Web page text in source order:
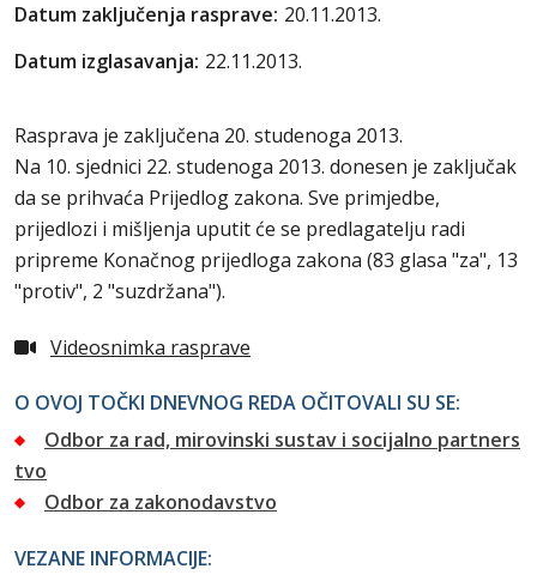
Datum zaključenja rasprave: 20.11.2013.
Datum izglasavanja: 22.11.2013.
Rasprava je zaključena 20. studenoga 2013.
Na 10. sjednici 22. studenoga 2013. donesen je zaključak
da se prihvaća Prijedlog zakona. Sve primjedbe,
prijedlozi i mišljenja uputit će se predlagatelju radi
pripreme Konačnog prijedloga zakona (83 glasa "za", 13
"protiv", 2 "suzdržana").
Videosnimka rasprave
O OVOJ TOČKI DNEVNOG REDA OČITOVALI SU SE:
Odbor za rad, mirovinski sustav i socijalno partners
tvo
Odbor za zakonodavstvo
VEZANE INFORMACIJE: